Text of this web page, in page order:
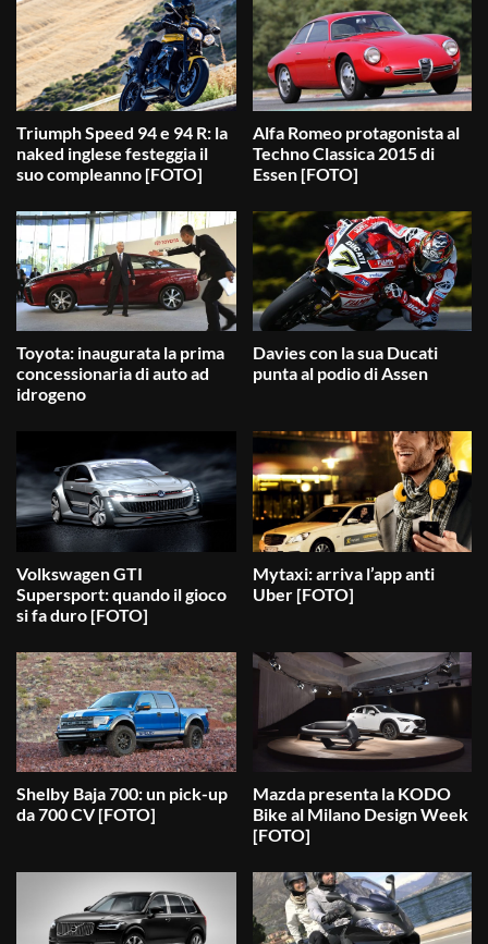
Triumph Speed 94 e 94 R: la
naked inglese festeggia il
suo compleanno [FOTO]
Alfa Romeo protagonista al
Techno Classica 2015 di
Essen [FOTO]
Toyota: inaugurata la prima
concessionaria di auto ad
idrogeno
Davies con la sua Ducati
punta al podio di Assen
Volkswagen GTI
Supersport: quando il gioco
si fa duro [FOTO]
Mytaxi: arriva l’app anti
Uber [FOTO]
Shelby Baja 700: un pick-up
da 700 CV [FOTO]
Mazda presenta la KODO
Bike al Milano Design Week
[FOTO]